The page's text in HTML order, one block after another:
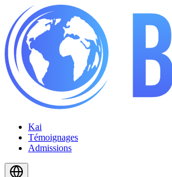
Kai
Témoignages
Admissions